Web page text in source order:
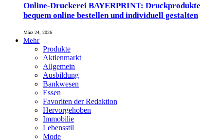
Online-Druckerei BAYERPRINT: Druckprodukte
bequem online bestellen und individuell gestalten
März 24, 2026
Mehr
Produkte
Aktienmarkt
Allgemein
Ausbildung
Bankwesen
Essen
Favoriten der Redaktion
Hervorgehoben
Immobilie
Lebensstil
Mode